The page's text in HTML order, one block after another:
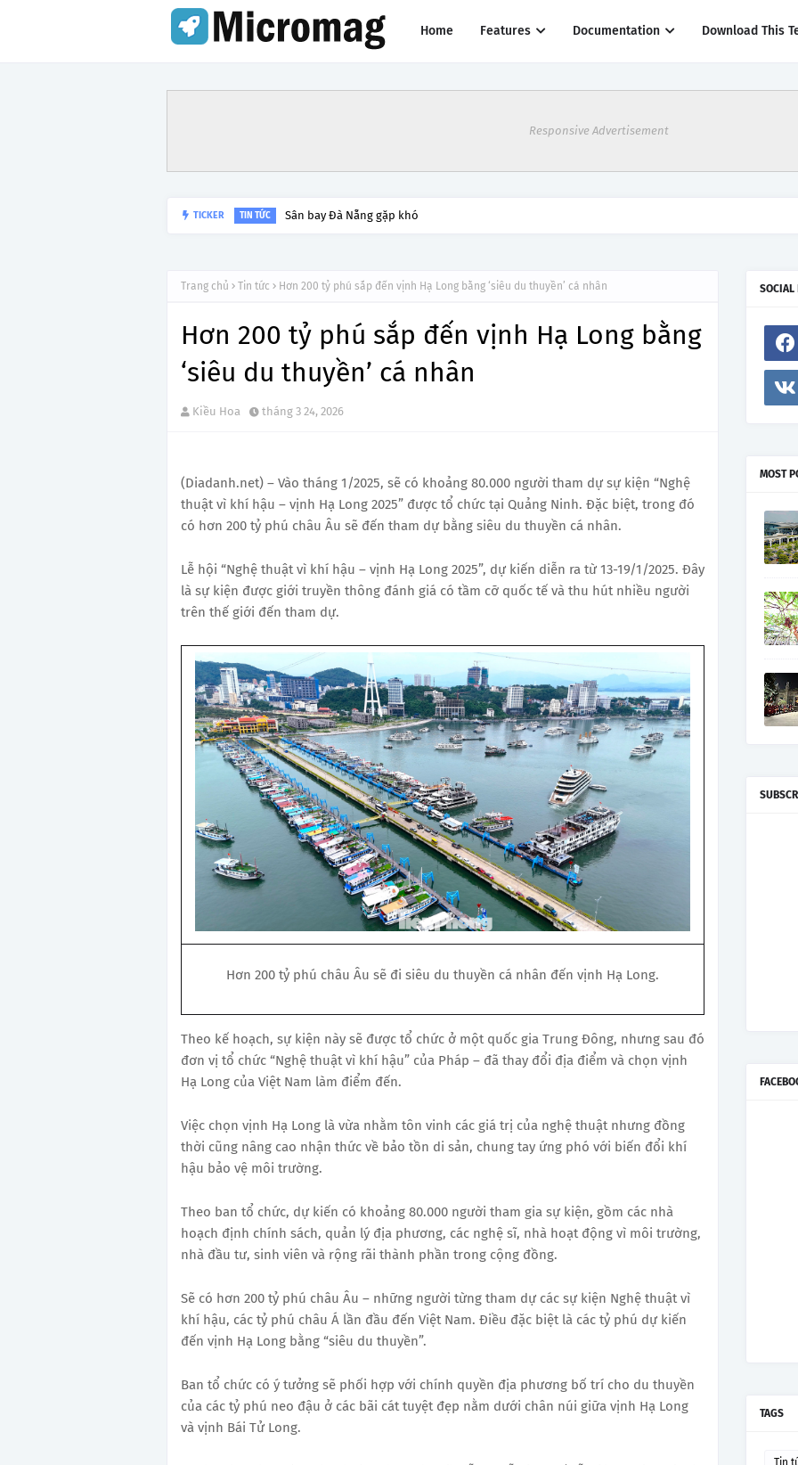
Home Features Documentation Download This
Responsive Advertisement
TICKER TIN TỨC Sân bay Đà Nẵng gặp khó
Trang chủ Tin tức Hơn 200 tỷ phú sắp đến vịnh Hạ Long bằng ‘siêu du thuyền’ cá nhân
Hơn 200 tỷ phú sắp đến vịnh Hạ Long bằng
‘siêu du thuyền’ cá nhân
Kiều Hoa tháng 3 24, 2026
(Diadanh.net) – Vào tháng 1/2025, sẽ có khoảng 80.000 người tham dự sự kiện “Nghệ
thuật vì khí hậu – vịnh Hạ Long 2025” được tổ chức tại Quảng Ninh. Đặc biệt, trong đó
có hơn 200 tỷ phú châu Âu sẽ đến tham dự bằng siêu du thuyền cá nhân.
Lễ hội “Nghệ thuật vì khí hậu – vịnh Hạ Long 2025”, dự kiến diễn ra từ 13-19/1/2025. Đây
là sự kiện được giới truyền thông đánh giá có tầm cỡ quốc tế và thu hút nhiều người
trên thế giới đến tham dự.
Hơn 200 tỷ phú châu Âu sẽ đi siêu du thuyền cá nhân đến vịnh Hạ Long.
Theo kế hoạch, sự kiện này sẽ được tổ chức ở một quốc gia Trung Đông, nhưng sau đó
đơn vị tổ chức “Nghệ thuật vì khí hậu” của Pháp – đã thay đổi địa điểm và chọn vịnh
Hạ Long của Việt Nam làm điểm đến.
Việc chọn vịnh Hạ Long là vừa nhằm tôn vinh các giá trị của nghệ thuật nhưng đồng
thời cũng nâng cao nhận thức về bảo tồn di sản, chung tay ứng phó với biến đổi khí
hậu bảo vệ môi trường.
Theo ban tổ chức, dự kiến có khoảng 80.000 người tham gia sự kiện, gồm các nhà
hoạch định chính sách, quản lý địa phương, các nghệ sĩ, nhà hoạt động vì môi trường,
nhà đầu tư, sinh viên và rộng rãi thành phần trong cộng đồng.
Sẽ có hơn 200 tỷ phú châu Âu – những người từng tham dự các sự kiện Nghệ thuật vì
khí hậu, các tỷ phú châu Á lần đầu đến Việt Nam. Điều đặc biệt là các tỷ phú dự kiến
đến vịnh Hạ Long bằng “siêu du thuyền”.
Ban tổ chức có ý tưởng sẽ phối hợp với chính quyền địa phương bố trí cho du thuyền
của các tỷ phú neo đậu ở các bãi cát tuyệt đẹp nằm dưới chân núi giữa vịnh Hạ Long
và vịnh Bái Tử Long.
SOCIAL
MOST
TAGS
Tin